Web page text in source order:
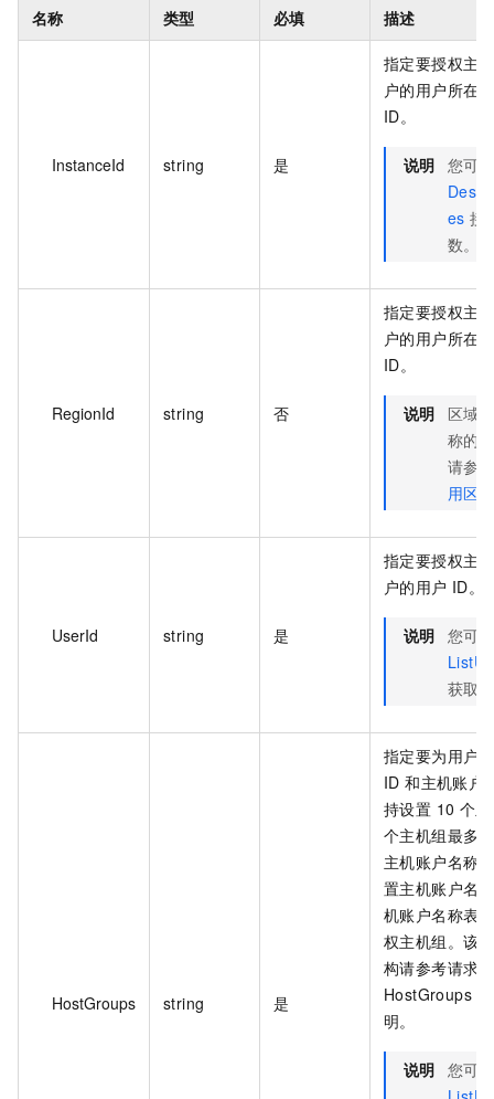
名称 类型 必填 描述
InstanceId string 是
指定要授权主
户的用户所在
ID。
说明 您可
es 接
数。
RegionId string 否
指定要授权主
户的用户所在
ID。
说明
区域
称的
请参
用区
UserId string 是
指定要授权主
户的用户 ID。
说明 您可
获取
HostGroups string 是
指定要为用户
ID 和主机账户
持设置 10 个
个主机组最多
主机账户名称
置主机账户名
机账户名称表
权主机组。该
构请参考请求
HostGroups
明。
说明 您可